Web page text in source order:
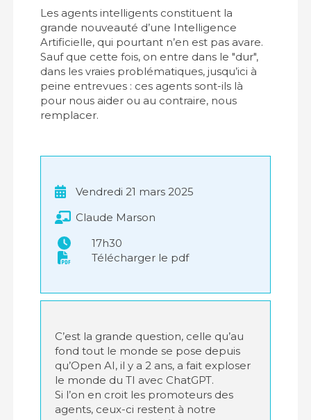
Les agents intelligents constituent la
grande nouveauté d’une Intelligence
Artificielle, qui pourtant n’en est pas avare.
Sauf que cette fois, on entre dans le "dur",
dans les vraies problématiques, jusqu’ici à
peine entrevues : ces agents sont-ils là
pour nous aider ou au contraire, nous
remplacer.
Vendredi 21 mars 2025
Claude Marson
17h30
Télécharger le pdf
C’est la grande question, celle qu’au
fond tout le monde se pose depuis
qu’Open AI, il y a 2 ans, a fait exploser
le monde du TI avec ChatGPT.
Si l’on en croit les promoteurs des
agents, ceux-ci restent à notre